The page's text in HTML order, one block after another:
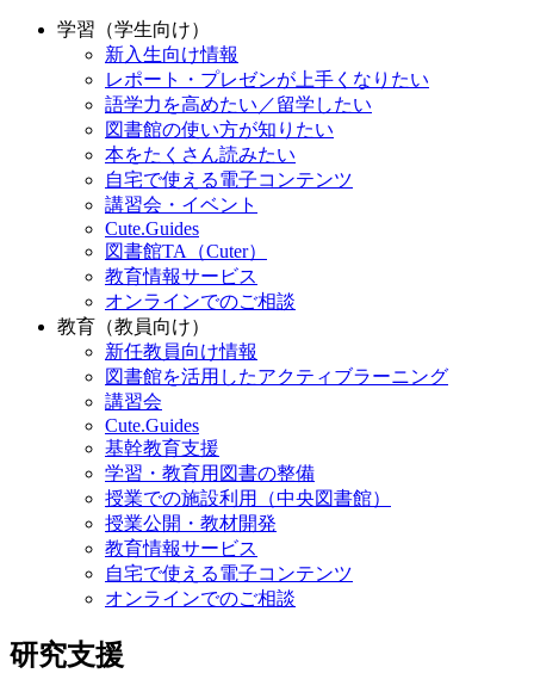
学習（学生向け）
新入生向け情報
レポート・プレゼンが上手くなりたい
語学力を高めたい／留学したい
図書館の使い方が知りたい
本をたくさん読みたい
自宅で使える電子コンテンツ
講習会・イベント
Cute.Guides
図書館TA（Cuter）
教育情報サービス
オンラインでのご相談
教育（教員向け）
新任教員向け情報
図書館を活用したアクティブラーニング
講習会
Cute.Guides
基幹教育支援
学習・教育用図書の整備
授業での施設利用（中央図書館）
授業公開・教材開発
教育情報サービス
自宅で使える電子コンテンツ
オンラインでのご相談
研究支援